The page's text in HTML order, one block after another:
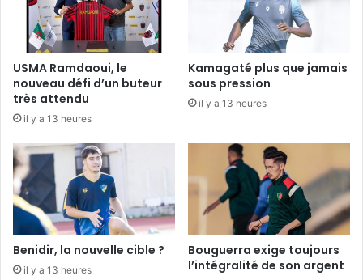
USMA Ramdaoui, le
nouveau défi d’un buteur
très attendu
il y a 13 heures
Kamagaté plus que jamais
sous pression
il y a 13 heures
Benidir, la nouvelle cible ?
il y a 13 heures
Bouguerra exige toujours
l’intégralité de son argent